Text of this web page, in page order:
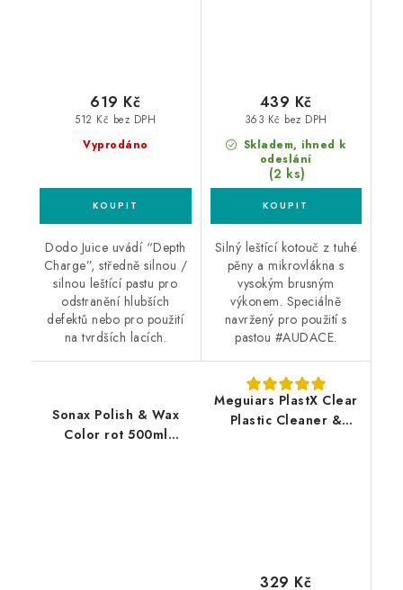
Vyprodáno
512 Kč bez DPH
619 Kč
Dodo Juice uvádí “Depth
Charge”, středně silnou /
silnou leštící pastu pro
odstranění hlubších
defektů nebo pro použití
na tvrdších lacích.
Skladem, ihned k
odeslání
(2 ks)
363 Kč bez DPH
439 Kč
Silný leštící kotouč z tuhé
pěny a mikrovlákna s
vysokým brusným
výkonem. Speciálně
navržený pro použití s
pastou #AUDACE.
Sonax Polish & Wax
Color rot 500ml
Meguiars PlastX Clear
Plastic Cleaner &
329 Kč